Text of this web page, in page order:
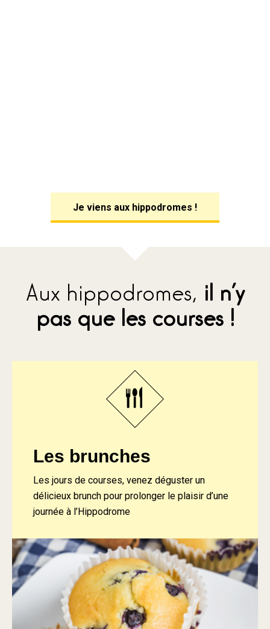
Je viens aux hippodromes !
Aux hippodromes, il n’y
pas que les courses !
Les brunches
Les jours de courses, venez déguster un
délicieux brunch pour prolonger le plaisir d’une
journée à l’Hippodrome